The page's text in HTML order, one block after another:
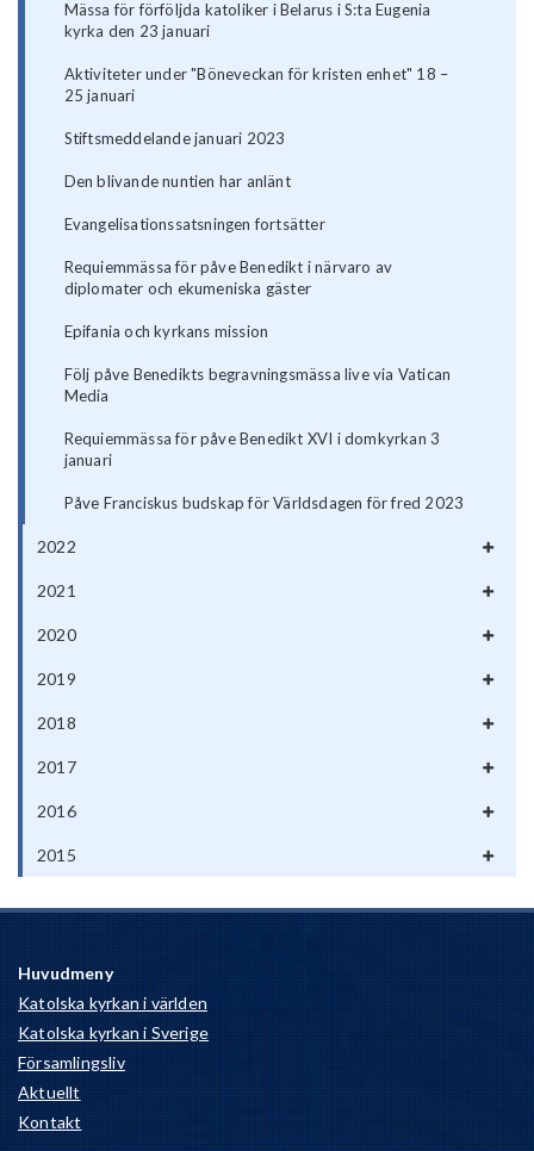
Mässa för förföljda katoliker i Belarus i S:ta Eugenia
kyrka den 23 januari
Aktiviteter under "Böneveckan för kristen enhet" 18 –
25 januari
Stiftsmeddelande januari 2023
Den blivande nuntien har anlänt
Evangelisationssatsningen fortsätter
Requiemmässa för påve Benedikt i närvaro av
diplomater och ekumeniska gäster
Epifania och kyrkans mission
Följ påve Benedikts begravningsmässa live via Vatican
Media
Requiemmässa för påve Benedikt XVI i domkyrkan 3
januari
Påve Franciskus budskap för Världsdagen för fred 2023
2022
2021
2020
2019
2018
2017
2016
2015
Huvudmeny
Katolska kyrkan i världen
Katolska kyrkan i Sverige
Församlingsliv
Aktuellt
Kontakt